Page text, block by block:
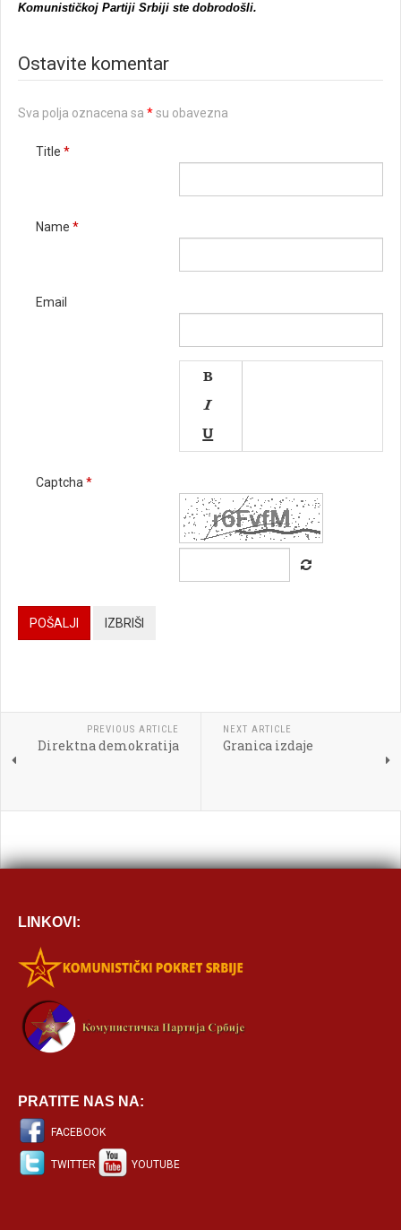
Komunističkoj Partiji Srbiji ste dobrodošli.
Ostavite komentar
Sva polja oznacena sa *su obavezna
Title *
Name *
Email






Captcha *
POŠALJI IZBRIŠI
PREVIOUS ARTICLE
Direktna demokratija
NEXT ARTICLE
Granica izdaje
LINKOVI:
PRATITE NAS NA:
FACEBOOK
TWITTER YOUTUBE